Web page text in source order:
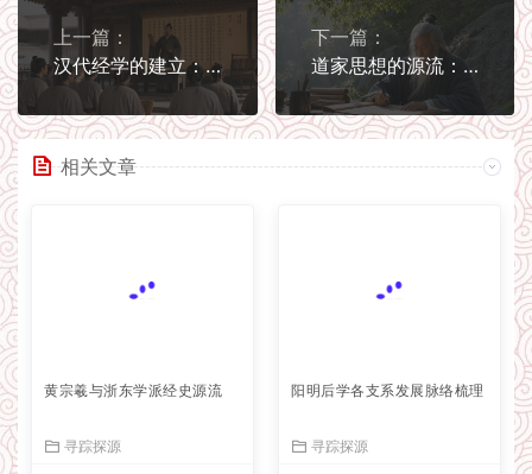
上一篇：
汉代经学的建立：经典如何成为公共教育资源
下一篇：
道家思想的源流：从老子到庄子的精神坐标
相关文章
阳明后学各支系发展脉络梳理
寻踪探源